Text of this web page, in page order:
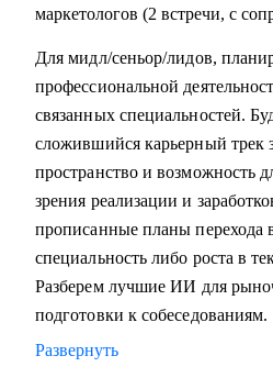
маркетологов (2 встречи, с
Для мидл/сеньор/лидов,
профессиональной
связанных специальностей.
сложившийся карьерный трек
пространство и возможность
зрения реализации и
прописанные планы
специальность либо роста в
Разберем лучшие ИИ для
подготовки к собеседованиям.
Развернуть